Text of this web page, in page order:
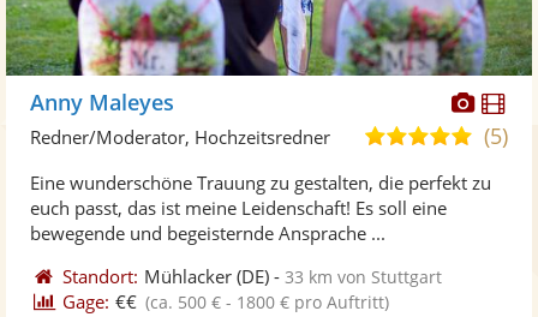
Fotos
Anny Maleyes
5,0
5
(5)
Redner/Moderator, Hochzeitsredner
Eine wunderschöne Trauung zu gestalten, die perfekt zu
euch passt, das ist meine Leidenschaft! Es soll eine
bewegende und begeisternde Ansprache ...
Standort: Mühlacker (DE) -33 km von Stuttgart
Gage: €€ (ca. 500 € - 1800 € pro Auftritt)